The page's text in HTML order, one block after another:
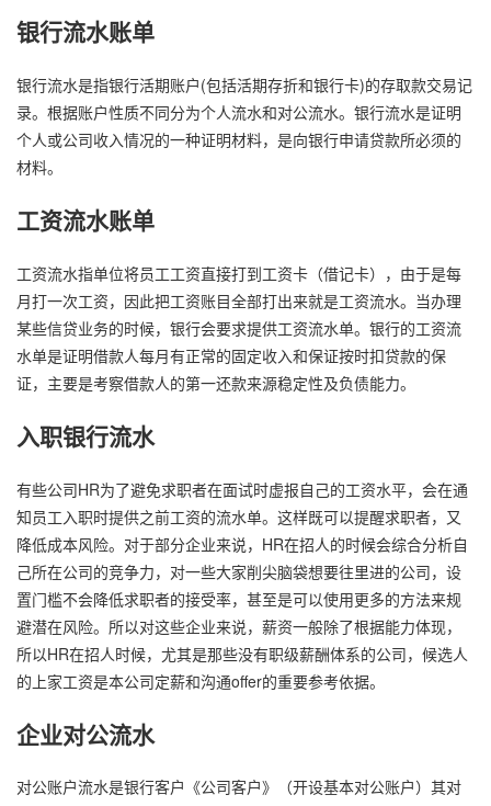
银行流水账单
银行流水是指银行活期账户(包括活期存折和银行卡)的存取款交易记
录。根据账户性质不同分为个人流水和对公流水。银行流水是证明
个人或公司收入情况的一种证明材料，是向银行申请贷款所必须的
材料。
工资流水账单
工资流水指单位将员工工资直接打到工资卡（借记卡），由于是每
月打一次工资，因此把工资账目全部打出来就是工资流水。当办理
某些信贷业务的时候，银行会要求提供工资流水单。银行的工资流
水单是证明借款人每月有正常的固定收入和保证按时扣贷款的保
证，主要是考察借款人的第一还款来源稳定性及负债能力。
入职银行流水
有些公司HR为了避免求职者在面试时虚报自己的工资水平，会在通
知员工入职时提供之前工资的流水单。这样既可以提醒求职者，又
降低成本风险。对于部分企业来说，HR在招人的时候会综合分析自
己所在公司的竞争力，对一些大家削尖脑袋想要往里进的公司，设
置门槛不会降低求职者的接受率，甚至是可以使用更多的方法来规
避潜在风险。所以对这些企业来说，薪资一般除了根据能力体现，
所以HR在招人时候，尤其是那些没有职级薪酬体系的公司，候选人
的上家工资是本公司定薪和沟通offer的重要参考依据。
企业对公流水
对公账户流水是银行客户《公司客户》（开设基本对公账户）其对